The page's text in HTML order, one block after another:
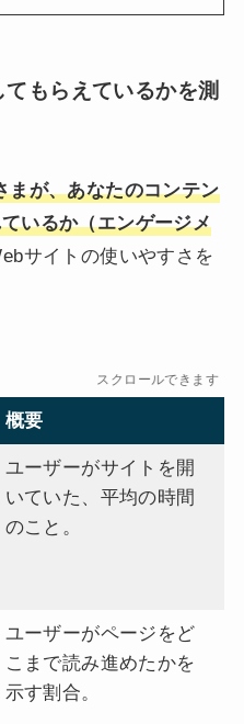
もらえているかを測
まが、あなたのコンテン
いるか（エンゲージメ
サイトの使いやすさを
スクロールできます
概要
ユーザーがサイトを開
いていた、平均の時間
のこと。
ユーザーがページをど
こまで読み進めたかを
示す割合。